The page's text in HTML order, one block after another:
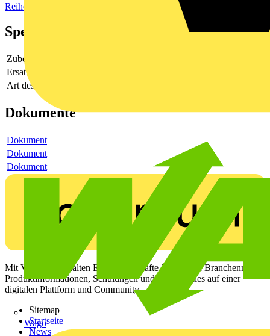
Wago
Reihenklemmen
Spezifikationen
Zubehör
Ersatzteil
Art des Zubehörs/Ersatzteils
Dokumente
Dokument
Dokument
Dokument
Mit Voltimum erhalten Elektrofachkräfte Zugang zu Branchennews,
Produktinformationen, Schulungen und Tools – alles auf einer
digitalen Plattform und Community.
Sitemap
Startseite
News